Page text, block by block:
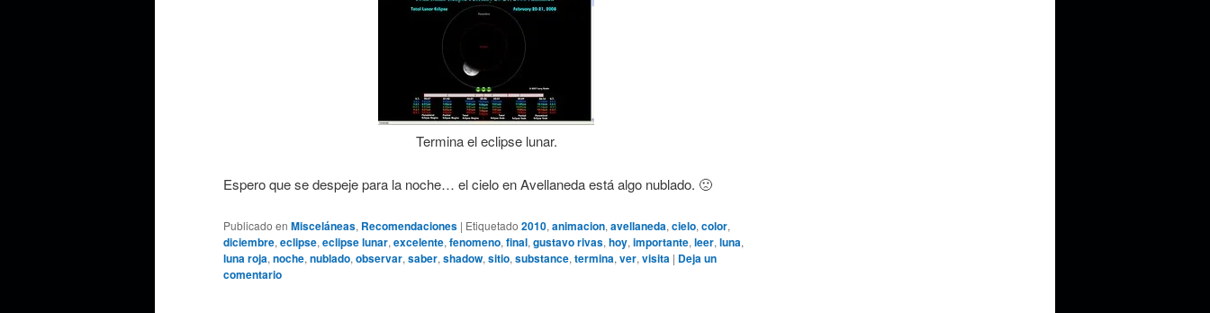
Termina el eclipse lunar.
Espero que se despeje para la noche… el cielo en Avellaneda está algo nublado. 🙁
Publicado en Misceláneas, Recomendaciones | Etiquetado 2010, animacion, avellaneda, cielo, color,
diciembre, eclipse, eclipse lunar, excelente, fenomeno, final, gustavo rivas, hoy, importante, leer, luna,
luna roja, noche, nublado, observar, saber, shadow, sitio, substance, termina, ver, visita | Deja un
comentario